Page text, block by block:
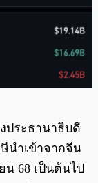
ประธานาธิบดี
นำเข้าจากจีน
น 68 เป็นต้นไป